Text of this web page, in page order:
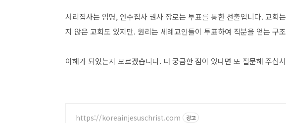
서리집사는 임명, 안수집사 권사 장로는 투표를 통한 선출입니다. 교회
지 않은 교회도 있지만. 원리는 세례교인들이 투표하여 직분을 얻는 구
이해가 되었는지 모르겠습니다. 더 궁금한 점이 있다면 또 질문해 주십
https://koreainjesuschrist.com 광고